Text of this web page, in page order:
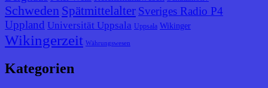
Schweden Spätmittelalter Sveriges Radio P4
Uppland Universität Uppsala Uppsala Wikinger
Wikingerzeit Währungswesen
Kategorien